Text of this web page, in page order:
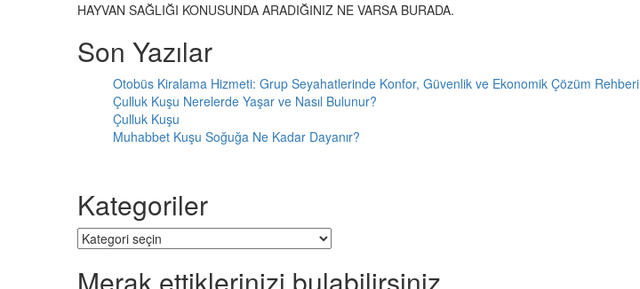
HAYVAN SAĞLIĞI KONUSUNDA ARADIĞINIZ NE VARSA BURADA.
Son Yazılar
Otobüs Kiralama Hizmeti: Grup Seyahatlerinde Konfor, Güvenlik ve Ekonomik Çözüm Rehberi
Çulluk Kuşu Nerelerde Yaşar ve Nasıl Bulunur?
Çulluk Kuşu
Muhabbet Kuşu Soğuğa Ne Kadar Dayanır?
Kategoriler
Kategoriler